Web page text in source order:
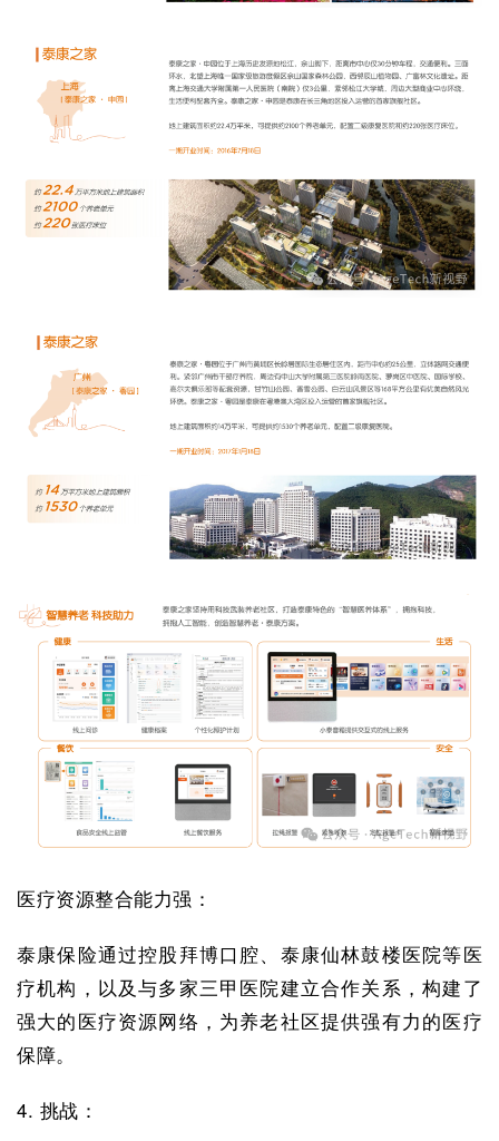
医疗资源整合能力强：
泰康保险通过控股拜博口腔、泰康仙林鼓楼医院等医
疗机构，以及与多家三甲医院建立合作关系，构建了
强大的医疗资源网络，为养老社区提供强有力的医疗
保障。
4. 挑战：